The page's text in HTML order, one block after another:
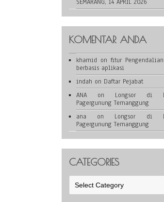
SEMARANG, 14 APRIL 2026
KOMENTAR ANDA
khamid on fitur
berbasis aplikasi
indah on Daftar Pejabat
ANAon Longsor di
Pagergunung Temanggung
ana on Longsor di
Pagergunung Temanggung
CATEGORIES
Categories